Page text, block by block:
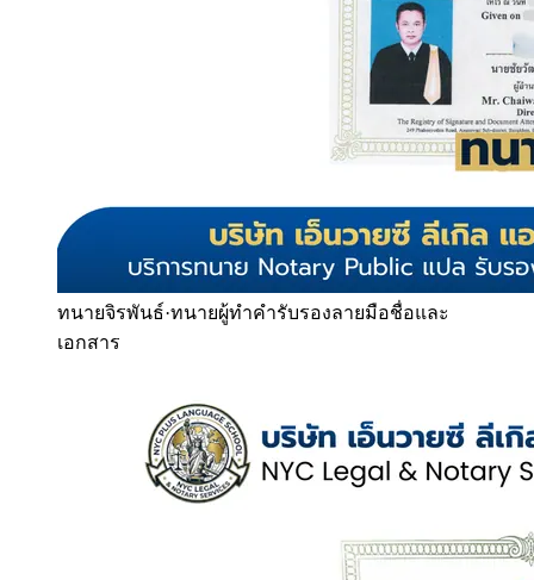
ทนายจิรพันธ์·ทนายผู้ทำคำรับรองลายมือชื่อและ
เอกสาร